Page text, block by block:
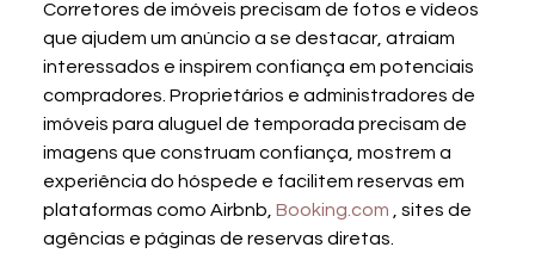
Corretores de imóveis precisam de fotos e vídeos
que ajudem um anúncio a se destacar, atraiam
interessados e inspirem confiança em potenciais
compradores. Proprietários e administradores de
imóveis para aluguel de temporada precisam de
imagens que construam confiança, mostrem a
experiência do hóspede e facilitem reservas em
plataformas como Airbnb, Booking.com , sites de
agências e páginas de reservas diretas.